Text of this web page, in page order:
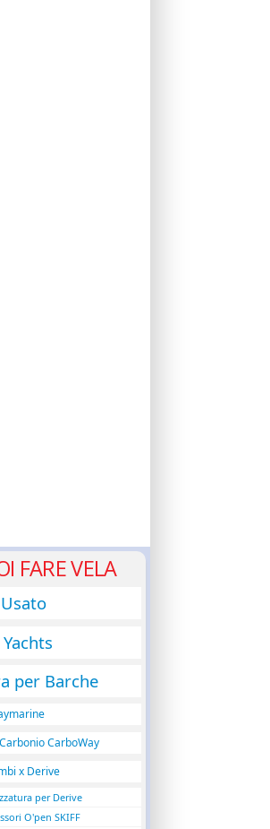
FARE VELA
per Barche
CarboWay
x Derive
per Derive
O'pen SKIFF